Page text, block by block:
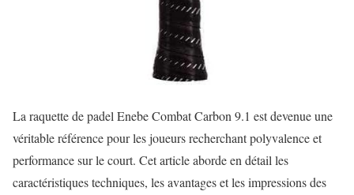
La raquette de padel Enebe Combat Carbon 9.1 est devenue une
véritable référence pour les joueurs recherchant polyvalence et
performance sur le court. Cet article aborde en détail les
caractéristiques techniques, les avantages et les impressions des